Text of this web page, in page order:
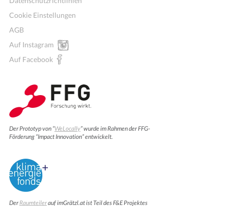
Cookie Einstellungen
AGB
Auf Instagram
Auf Facebook
Der Prototyp von “WeLocally” wurde im Rahmen der FFG-
Förderung “Impact Innovation” entwickelt.
DerRaumteilerauf imGrätzl.at ist Teil des F&E Projektes